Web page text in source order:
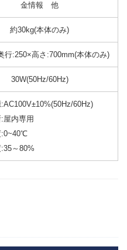
金情報 他
約30kg(本体のみ)
行:250×高さ:700mm(本体のみ)
30W(50Hz/60Hz)
60Hz)
屋内専用
:0~40℃
～80%